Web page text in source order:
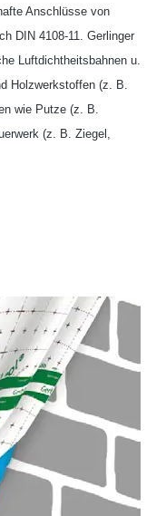
Anschlüsse von
DIN 4108-11. Gerlinger
Luftdichtheitsbahnen u.
Holzwerkstoffen (z. B.
wie Putze (z. B.
(z. B. Ziegel,